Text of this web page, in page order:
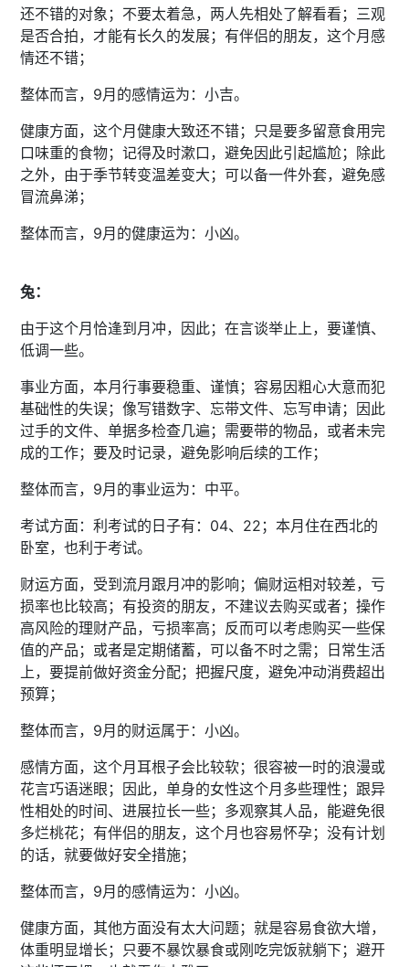
还不错的对象；不要太着急，两人先相处了解看看；三观
是否合拍，才能有长久的发展；有伴侣的朋友，这个月感
情还不错；
整体而言，9月的感情运为：小吉。
健康方面，这个月健康大致还不错；只是要多留意食用完
口味重的食物；记得及时漱口，避免因此引起尴尬；除此
之外，由于季节转变温差变大；可以备一件外套，避免感
冒流鼻涕；
整体而言，9月的健康运为：小凶。
兔：
由于这个月恰逢到月冲，因此；在言谈举止上，要谨慎、
低调一些。
事业方面，本月行事要稳重、谨慎；容易因粗心大意而犯
基础性的失误；像写错数字、忘带文件、忘写申请；因此
过手的文件、单据多检查几遍；需要带的物品，或者未完
成的工作；要及时记录，避免影响后续的工作；
整体而言，9月的事业运为：中平。
考试方面：利考试的日子有：04、22；本月住在西北的
卧室，也利于考试。
财运方面，受到流月跟月冲的影响；偏财运相对较差，亏
损率也比较高；有投资的朋友，不建议去购买或者；操作
高风险的理财产品，亏损率高；反而可以考虑购买一些保
值的产品；或者是定期储蓄，可以备不时之需；日常生活
上，要提前做好资金分配；把握尺度，避免冲动消费超出
预算；
整体而言，9月的财运属于：小凶。
感情方面，这个月耳根子会比较软；很容被一时的浪漫或
花言巧语迷眼；因此，单身的女性这个月多些理性；跟异
性相处的时间、进展拉长一些；多观察其人品，能避免很
多烂桃花；有伴侣的朋友，这个月也容易怀孕；没有计划
的话，就要做好安全措施；
整体而言，9月的感情运为：小凶。
健康方面，其他方面没有太大问题；就是容易食欲大增，
体重明显增长；只要不暴饮暴食或刚吃完饭就躺下；避开